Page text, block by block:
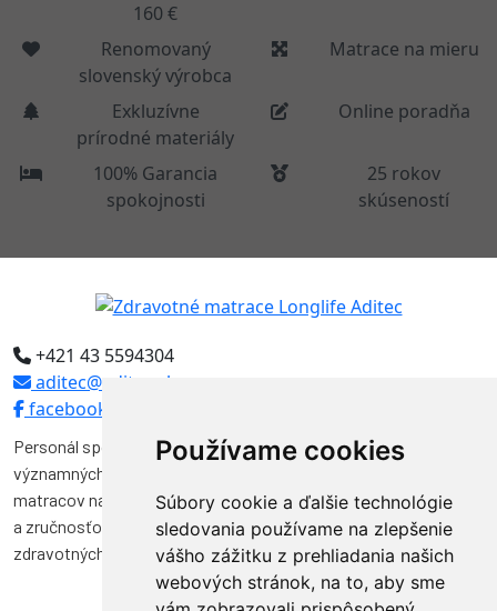
Používame cookies
Súbory cookie a ďalšie technológie
sledovania používame na zlepšenie
vášho zážitku z prehliadania našich
webových stránok, na to, aby sme
160 €
Renomovaný
slovenský výrobca
Matrace na mieru
Exkluzívne
prírodné materiály
Online poradňa
100% Garancia
spokojnosti
25 rokov
skúseností
+421 43 5594304
aditec@aditec.sk
facebook
Personál spoločnosti Aditec tvoria odborníci, ktorí pôsobili vo
významných funkciách v niekoľkých spoločnostiach na výrobu
matracov na Slovensku. Svojimi vedomosťami, skúsenosťami
a zručnosťou značnou mierou prispeli k vývoju a kvalite výroby
zdravotných matracov na Slovensku.